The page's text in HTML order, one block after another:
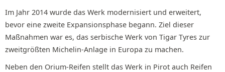
Im Jahr 2014 wurde das Werk modernisiert und erweitert,
bevor eine zweite Expansionsphase begann. Ziel dieser
Maßnahmen war es, das serbische Werk von Tigar Tyres zur
zweitgrößten Michelin-Anlage in Europa zu machen.
Neben den Orium-Reifen stellt das Werk in Pirot auch Reifen